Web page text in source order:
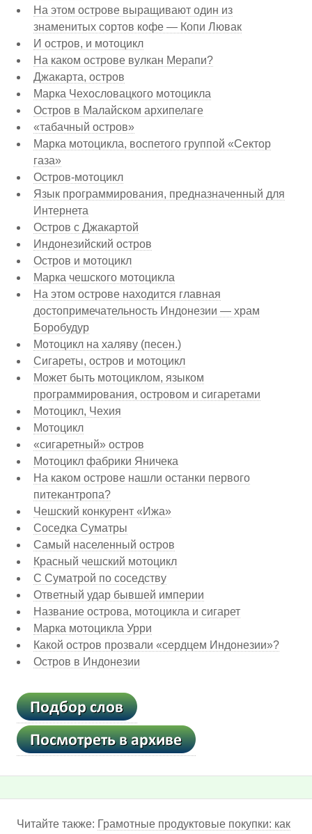
На этом острове выращивают один из
знаменитых сортов кофе — Копи Лювак
И остров, и мотоцикл
На каком острове вулкан Мерапи?
Джакарта, остров
Марка Чехословацкого мотоцикла
Остров в Малайском архипелаге
«табачный остров»
Марка мотоцикла, воспетого группой «Сектор
газа»
Остров-мотоцикл
Язык программирования, предназначенный для
Интернета
Остров с Джакартой
Индонезийский остров
Остров и мотоцикл
Марка чешского мотоцикла
На этом острове находится главная
достопримечательность Индонезии — храм
Боробудур
Мотоцикл на халяву (песен.)
Сигареты, остров и мотоцикл
Может быть мотоциклом, языком
программирования, островом и сигаретами
Мотоцикл, Чехия
Мотоцикл
«сигаретный» остров
Мотоцикл фабрики Яничека
На каком острове нашли останки первого
питекантропа?
Чешский конкурент «Ижа»
Соседка Суматры
Самый населенный остров
Красный чешский мотоцикл
С Суматрой по соседству
Ответный удар бывшей империи
Название острова, мотоцикла и сигарет
Марка мотоцикла Урри
Какой остров прозвали «сердцем Индонезии»?
Остров в Индонезии
Читайте также: Грамотные продуктовые покупки: как